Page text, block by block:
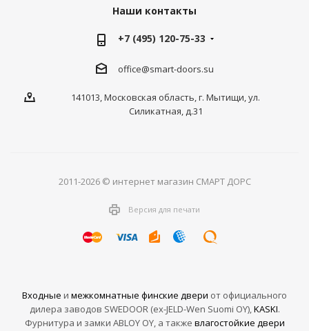
Наши контакты
+7 (495) 120-75-33
office@smart-doors.su
141013, Московская область, г. Мытищи, ул.
Силикатная, д.31
2011-2026 © интернет магазин СМАРТ ДОРС
Версия для печати
Входные и межкомнатные финские двери от официального
дилера заводов SWEDOOR (ex-JELD-Wen Suomi OY),KASKI.
Фурнитура и замки ABLOY OY, а также влагостойкие двери